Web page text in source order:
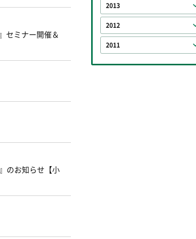
セミナー開催＆
のお知らせ【小
2013
2012
2011